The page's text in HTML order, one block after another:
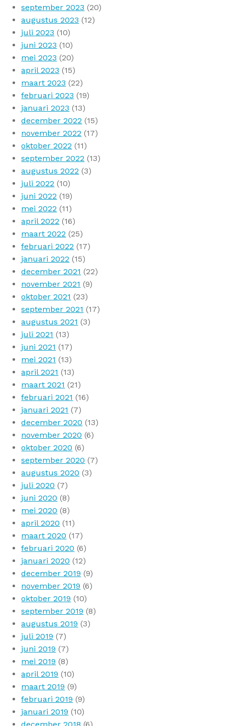
september 2023 (20)
augustus 2023 (12)
juli 2023 (10)
juni 2023 (10)
mei 2023 (20)
april 2023 (15)
maart 2023 (22)
februari 2023 (19)
januari 2023 (13)
december 2022 (15)
november 2022 (17)
oktober 2022 (11)
september 2022 (13)
augustus 2022 (3)
juli 2022 (10)
juni 2022 (19)
mei 2022 (11)
april 2022 (16)
maart 2022 (25)
februari 2022 (17)
januari 2022 (15)
december 2021 (22)
november 2021 (9)
oktober 2021 (23)
september 2021 (17)
augustus 2021 (3)
juli 2021 (13)
juni 2021 (17)
mei 2021 (13)
april 2021 (13)
maart 2021 (21)
februari 2021 (16)
januari 2021 (7)
december 2020 (13)
november 2020 (6)
oktober 2020 (6)
september 2020 (7)
augustus 2020 (3)
juli 2020 (7)
juni 2020 (8)
mei 2020 (8)
april 2020 (11)
maart 2020 (17)
februari 2020 (6)
januari 2020 (12)
december 2019 (9)
november 2019 (6)
oktober 2019 (10)
september 2019 (8)
augustus 2019 (3)
juli 2019 (7)
juni 2019 (7)
mei 2019 (8)
april 2019 (10)
maart 2019 (9)
februari 2019 (9)
januari 2019 (10)